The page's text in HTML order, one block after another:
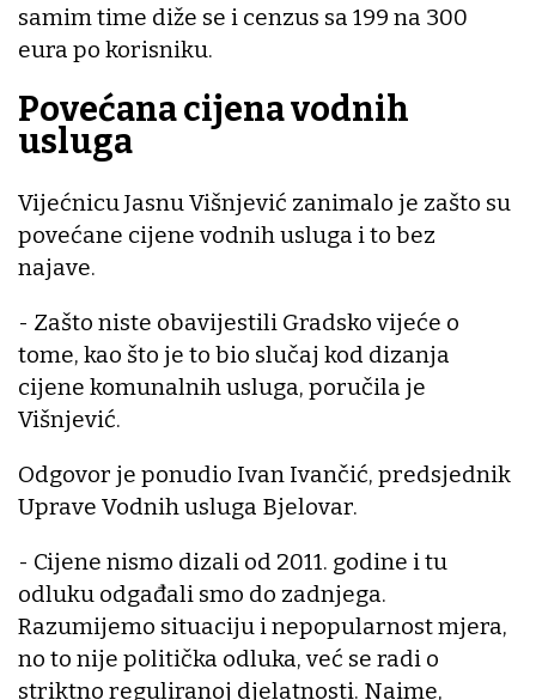
samim time diže se i cenzus sa 199 na 300
eura po korisniku.
Povećana cijena vodnih
usluga
Vijećnicu Jasnu Višnjević zanimalo je zašto su
povećane cijene vodnih usluga i to bez
najave.
- Zašto niste obavijestili Gradsko vijeće o
tome, kao što je to bio slučaj kod dizanja
cijene komunalnih usluga, poručila je
Višnjević.
Odgovor je ponudio Ivan Ivančić, predsjednik
Uprave Vodnih usluga Bjelovar.
- Cijene nismo dizali od 2011. godine i tu
odluku odgađali smo do zadnjega.
Razumijemo situaciju i nepopularnost mjera,
no to nije politička odluka, već se radi o
striktno reguliranoj djelatnosti. Naime,